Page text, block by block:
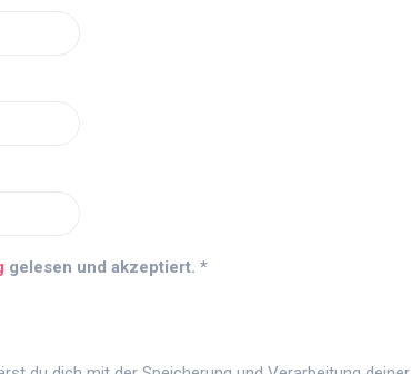
gelesen und akzeptiert. *